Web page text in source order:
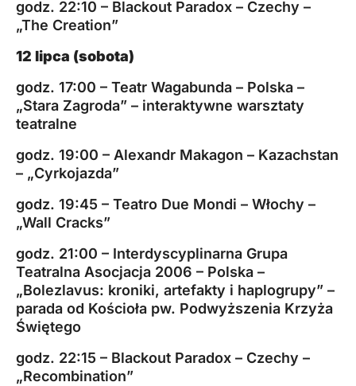
godz. 22:10 – Blackout Paradox – Czechy –
„The Creation”
12 lipca (sobota)
godz. 17:00 – Teatr Wagabunda – Polska –
„Stara Zagroda” – interaktywne warsztaty
teatralne
godz. 19:00 – Alexandr Makagon – Kazachstan
– „Cyrkojazda”
godz. 19:45 – Teatro Due Mondi – Włochy –
„Wall Cracks”
godz. 21:00 – Interdyscyplinarna Grupa
Teatralna Asocjacja 2006 – Polska –
„Bolezlavus: kroniki, artefakty i haplogrupy” –
parada od Kościoła pw. Podwyższenia Krzyża
Świętego
godz. 22:15 – Blackout Paradox – Czechy –
„Recombination”